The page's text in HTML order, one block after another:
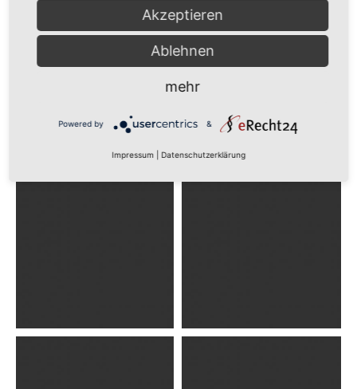
WITH
MARGIN
Akzeptieren
Ablehnen
mehr
Powered by &
Impressum Datenschutzerklärung